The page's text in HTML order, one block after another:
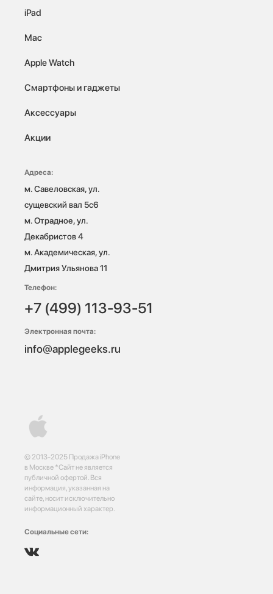
© 2013-2025 Продажа iPhone
в Москве *Сайт не является
публичной офертой. Вся
информация, указанная на
сайте, носит исключительно
информационный характер.
Социальные сети:
iPad
Mac
Apple Watch
Смартфоны и гаджеты
Аксессуары
Акции
Адреса:
м. Савеловская, ул.
сущевский вал 5с6
м. Отрадное, ул.
Декабристов 4
м. Академическая, ул.
Дмитрия Ульянова 11
Телефон:
+7 (499) 113-93-51
Электронная почта:
info@applegeeks.ru